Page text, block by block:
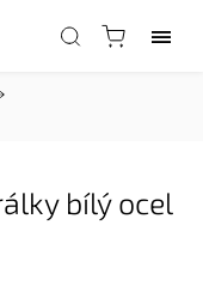
bílý ocel